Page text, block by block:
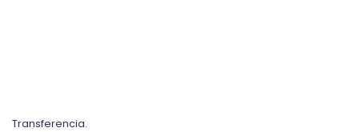
Transferencia.